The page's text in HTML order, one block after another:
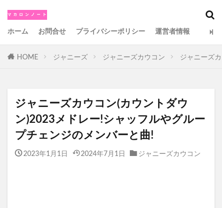
ホーム お問合せ プライバシーポリシー 運営者情報
HOME ジャニーズ ジャニーズカウコン ジャニーズ
ジャニーズカウコン(カウントダウ
ン)2023メドレー!シャッフルやグルー
プチェンジのメンバーと曲!
2023年1月1日 2024年7月1日 ジャニーズカウコン
カテゴリー